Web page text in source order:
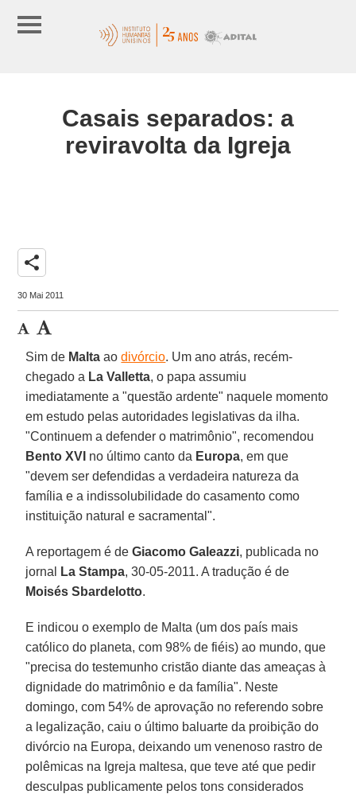
Casais separados: a
reviravolta da Igreja
share
30 Mai 2011
Sim de Malta aodivórcio. Um ano atrás, recém-
chegado a La Valletta, o papa assumiu
imediatamente a "questão ardente" naquele momento
em estudo pelas autoridades legislativas da ilha.
"Continuem a defender o matrimônio", recomendou
Bento XVI no último canto da Europa, em que
"devem ser defendidas a verdadeira natureza da
família e a indissolubilidade do casamento como
instituição natural e sacramental".
A reportagem é deGiacomo Galeazzi, publicada no
jornal
La Stampa, 30-05-2011. A tradução é de
Moisés Sbardelotto.
E indicou o exemplo de Malta (um dos país mais
católico do planeta, com 98% de fiéis) ao mundo, que
"precisa do testemunho cristão diante das ameaças à
dignidade do matrimônio e da família". Neste
domingo, com 54% de aprovação no referendo sobre
a legalização, caiu o último baluarte da proibição do
divórcio na Europa, deixando um venenoso rastro de
polêmicas na Igreja maltesa, que teve até que pedir
desculpas publicamente pelos tons considerados